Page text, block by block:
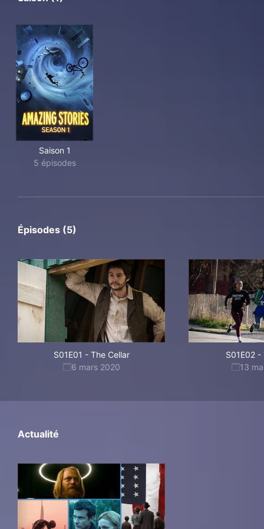
Saison 1
5 épisodes
Épisodes (5)
S01E01 - The Cellar
6 mars 2020
S01E02 -
13
Actualité